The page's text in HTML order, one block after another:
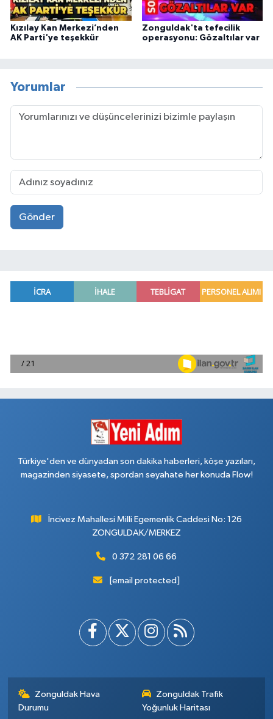
Kızılay Kan Merkezi’nden
AK Parti'ye teşekkür
Zonguldak'ta tefecilik
operasyonu: Gözaltılar var
Yorumlar
Gönder
Türkiye'den ve dünyadan son dakika haberleri, köşe yazıları,
magazinden siyasete, spordan seyahate her konuda Flow!
İncivez Mahallesi Milli Egemenlik Caddesi No: 126
ZONGULDAK/MERKEZ
0 372 281 06 66
[email protected]
Zonguldak Hava
Durumu
Zonguldak Trafik
Yoğunluk Haritası